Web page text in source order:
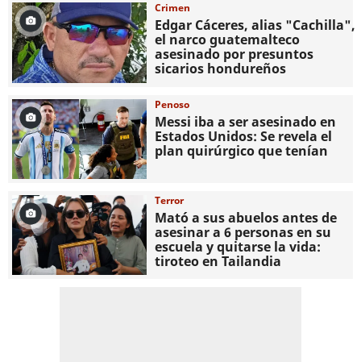
Crimen
Edgar Cáceres, alias "Cachilla",
el narco guatemalteco
asesinado por presuntos
sicarios hondureños
Penoso
Messi iba a ser asesinado en
Estados Unidos: Se revela el
plan quirúrgico que tenían
Terror
Mató a sus abuelos antes de
asesinar a 6 personas en su
escuela y quitarse la vida:
tiroteo en Tailandia